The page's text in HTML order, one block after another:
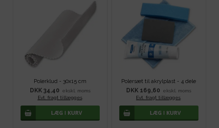
Polerklud - 30x15 cm
DKK 34,40
ekskl. moms
Evt. fragt tillægges.
Polersæt til akrylplast - 4 dele
DKK 169,60
ekskl. moms
Evt. fragt tillægges